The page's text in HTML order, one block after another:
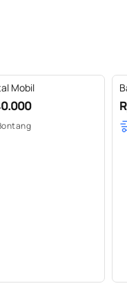
Mobil